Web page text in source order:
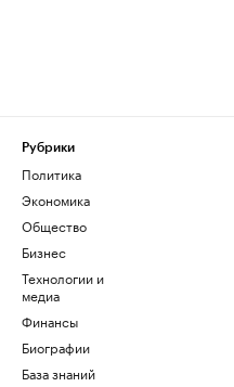
Рубрики
Политика
Экономика
Общество
Бизнес
Технологии и
медиа
Финансы
Биографии
База знаний